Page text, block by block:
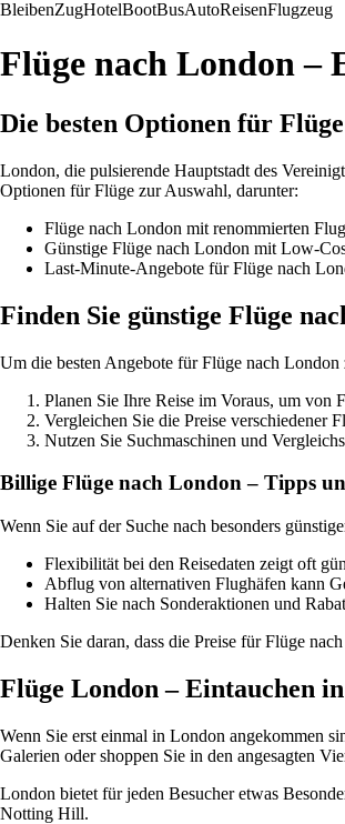
BleibenZugHotelBootBusAutoReisenFlugzeug
Flüge nach London –
Die besten Optionen für
London, die pulsierende Hauptstadt des
Optionen für Flüge zur Auswahl, darunter:
Flüge nach London mit renommierten
Günstige Flüge nach London mit Low-
Last-Minute-Angebote für Flüge nach
Finden Sie günstige Flüge
Um die besten Angebote für Flüge nach
Planen Sie Ihre Reise im Voraus, um von
Vergleichen Sie die Preise verschiedener
Nutzen Sie Suchmaschinen und
Billige Flüge nach London – Tipps
Wenn Sie auf der Suche nach besonders
Flexibilität bei den Reisedaten zeigt oft
Abflug von alternativen Flughäfen kann
Halten Sie nach Sonderaktionen und
Denken Sie daran, dass die Preise für Flüge
Flüge London – Eintauchen
Wenn Sie erst einmal in London angekommen
Galerien oder shoppen Sie in den angesagten
London bietet für jeden Besucher etwas
Notting Hill.